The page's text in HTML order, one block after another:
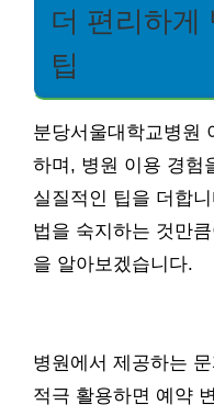
더 편리하게
팁
분당서울대학교병원
하며, 병원 이용 경험
실질적인 팁을 더합
법을 숙지하는 것만
을 알아보겠습니다.
병원에서 제공하는
적극 활용하면 예약